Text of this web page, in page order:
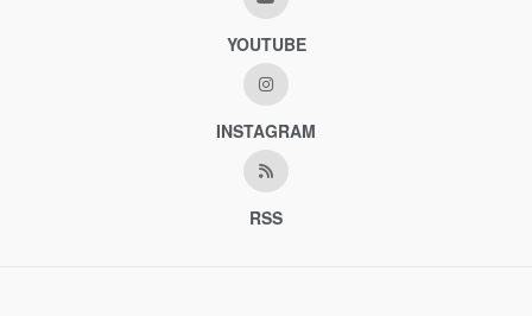
YOUTUBE
INSTAGRAM
RSS